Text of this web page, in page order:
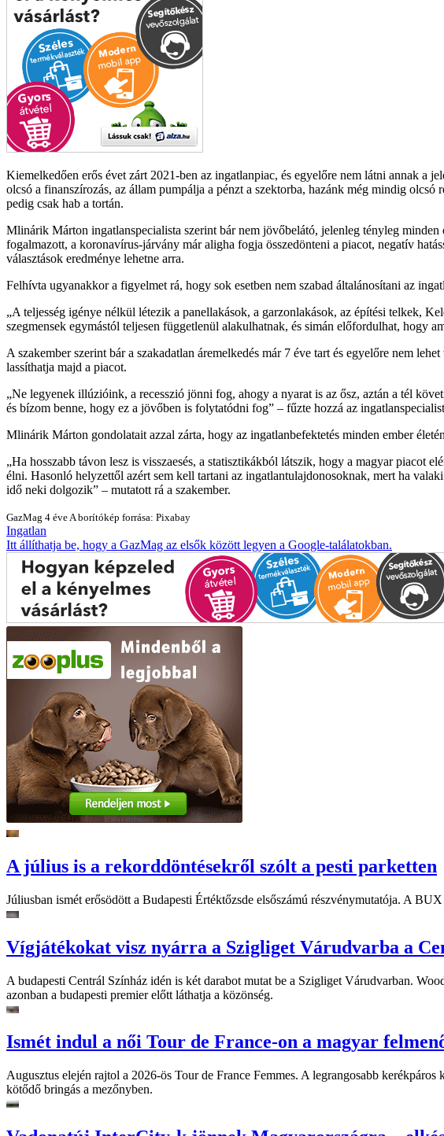
Kiemelkedően erős évet zárt 2021-ben az ingatlanpiac, és egyelőre nem látni annak a
olcsó a finanszírozás, az állam pumpálja a pénzt a szektorba, hazánk még mindig
pedig csak hab a tortán.
Mlinárik Márton ingatlanspecialista szerint bár nem jövőbelátó, jelenleg tényleg
fogalmazott, a koronavírus-járvány már aligha fogja összedönteni a piacot, negatív
választások eredménye lehetne arra.
Felhívta ugyanakkor a figyelmet rá, hogy sok esetben nem szabad általánosítani az
A teljesség igénye nélkül létezik a panellakások, a garzonlakások, az építési telkek,
szegmensek egymástól teljesen függetlenül alakulhatnak, és simán előfordulhat, hogy
A szakember szerint bár a szakadatlan áremelkedés már 7 éve tart és egyelőre nem
lassíthatja majd a piacot.
Ne legyenek illúzióink, a recesszió jönni fog, ahogy a nyarat is az ősz, aztán a tél
és bízom benne, hogy ez a jövőben is folytatódni fog
– fűzte hozzá az
Mlinárik Márton gondolatait azzal zárta, hogy az ingatlanbefektetés minden ember
„Ha hosszabb távon lesz is visszaesés, a statisztikákból látszik, hogy a magyar piacot
élni. Hasonló helyzettől azért sem kell tartani az ingatlantulajdonosoknak, mert ha
idő neki dolgozik” – mutatott rá a szakember.
GazMag 4 éve A borítókép forrása: Pixabay
Ingatlan
Itt állíthatja be, hogy a GazMag az elsők között legyen a Google-találatokban.
A július is a rekorddöntésekről szólt a pesti parketten
Júliusban ismét erősödött a Budapesti Értéktőzsde elsőszámú részvénymutatója. A
Vígjátékokat visz nyárra a Szigliget Várudvarba a
A budapesti Centrál Színház idén is két darabot mutat be a Szigliget Várudvarban.
azonban a budapesti premier előtt láthatja a közönség.
Ismét indul a női Tour de France-on a magyar
Augusztus elején rajtol a 2026-ös Tour de France Femmes. A legrangosabb
kötődő bringás a mezőnyben.